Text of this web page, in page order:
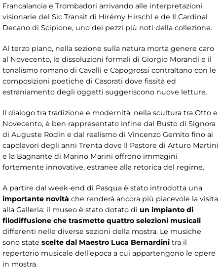
Francalancia e Trombadori arrivando alle interpretazioni
visionarie del Sic Transit di Hirémy Hirschl e de Il Cardinal
Decano di Scipione, uno dei pezzi più noti della collezione.
Al terzo piano, nella sezione sulla natura morta genere caro
al Novecento, le dissoluzioni formali di Giorgio Morandi e il
tonalismo romano di Cavalli e Capogrossi contraltano con le
composizioni poetiche di Casorati dove fissità ed
estraniamento degli oggetti suggeriscono nuove letture.
Il dialogo tra tradizione e modernità, nella scultura tra Otto e
Novecento, è ben rappresentato infine dal Busto di Signora
di Auguste Rodin e dal realismo di Vincenzo Gemito fino ai
capolavori degli anni Trenta dove Il Pastore di Arturo Martini
e la Bagnante di Marino Marini offrono immagini
fortemente innovative, estranee alla retorica del regime.
A partire dal week-end di Pasqua è stato introdotta una
importante novità che renderà ancora più piacevole la visita
alla Galleria: il museo è stato dotato di un impianto di
filodiffusione che trasmette quattro selezioni musicali
differenti nelle diverse sezioni della mostra. Le musiche
sono state scelte dal Maestro Luca Bernardini tra il
repertorio musicale dell’epoca a cui appartengono le opere
in mostra.